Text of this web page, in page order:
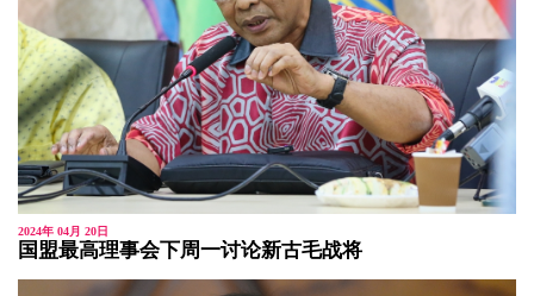
2024年 04月 20日
国盟最高理事会下周一讨论新古毛战将